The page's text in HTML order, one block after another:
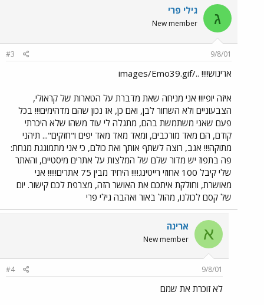
ג גילי פרי
New member
9/8/01
#3
ארינוש!!!! ../images/Emo39.gif
איזה יופי!!! אני מניחה שאת מדברת על הטארות של קראולי,
הצבעוניים ולא השחור לבן, ואם כן, אז נכון שהם מדהימים!!! בכל
פעם שאני משתמשת בהם, מתגלה לי עוד משהו שלא היכרתי
קודם, הם מאד מורכבים, ומאד מאד מאד יפים ו"חזקים"... תיהני
מתוקה!!! אגב, רוצה לשתף אותך ואת כולם, כי אני מתמוגגת מנחת:
פה בתפוז יש מדור שלם של המלצות על אתרים מיסטיים, והאתר
שלי קיבל 100 אחוזי רייטינג!!!! היחיד מבין 75 אתרים!!!!! אני
מאושרת, וחולקת איתכם את האושר הזה, מצרפת לכם קישור. יום
של קסם לכולנו, מהול באור ואהבה גילי פרי
א ארינה
New member
9/8/01
#4
לא זוכרת את שמם